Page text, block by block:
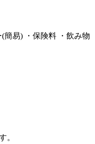
易) ・保険料 ・飲み物
。